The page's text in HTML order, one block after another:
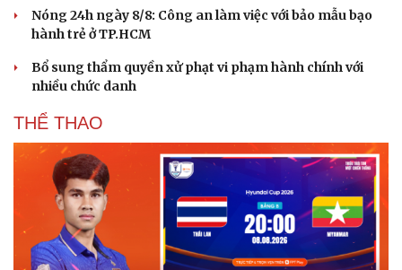
Nóng 24h ngày 8/8: Công an làm việc với bảo mẫu bạo
hành trẻ ở TP.HCM
Bổ sung thẩm quyền xử phạt vi phạm hành chính với
nhiều chức danh
THỂ THAO